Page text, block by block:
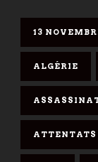
13
ALGÉRIE
ATTENTATS